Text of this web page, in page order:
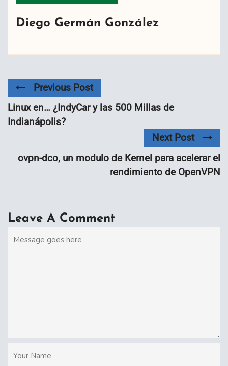
Diego Germán González
Previous Post
Linux en… ¿IndyCar y las 500 Millas de
Indianápolis?
Next Post
ovpn-dco, un modulo de Kernel para acelerar el
rendimiento de OpenVPN
Leave A Comment